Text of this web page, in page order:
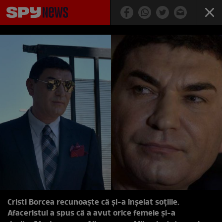
Cristi Borcea recunoaște că și-a înșelat soțiile.
Afaceristul a spus că a avut orice femeie și-a